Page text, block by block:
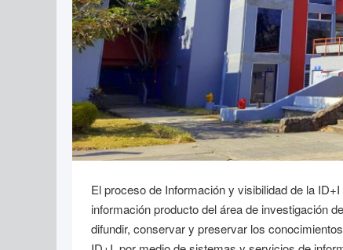
El proceso de Información y visibilidad de la
información producto del área de investigación
difundir, conservar y preservar los